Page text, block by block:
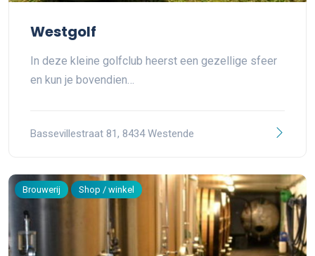
Westgolf
In deze kleine golfclub heerst een gezellige sfeer
en kun je bovendien…
Bassevillestraat 81, 8434 Westende
Brouwerij Shop / winkel